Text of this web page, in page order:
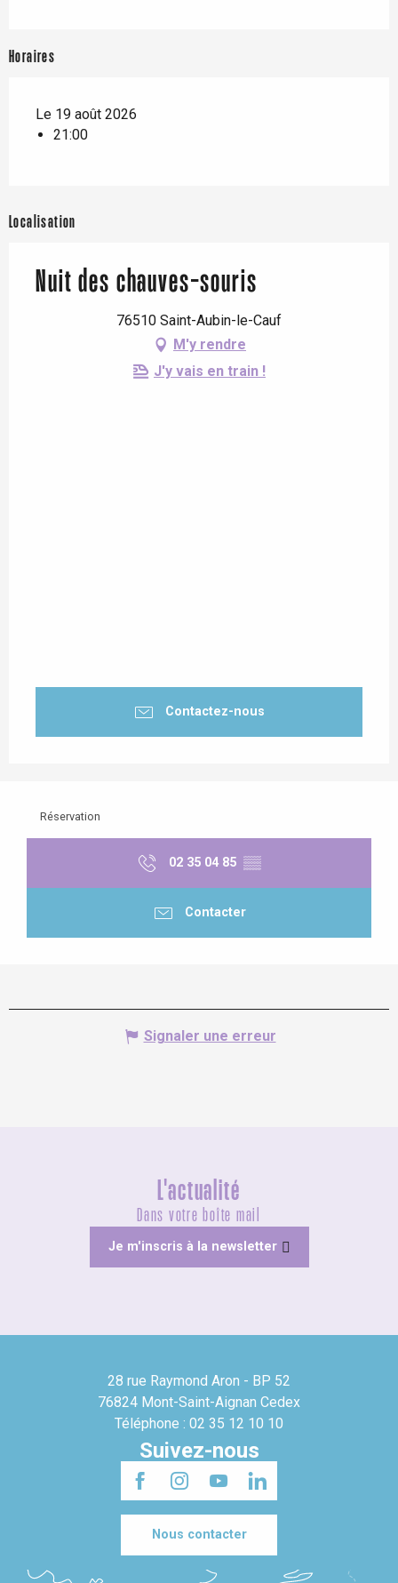
Horaires
Le 19 août 2026
21:00
Localisation
Nuit des chauves-souris
76510 Saint-Aubin-le-Cauf
M'y rendre
J'y vais en train !
Contactez-nous
Réservation
02 35 04 85 ▒▒
Contacter
Signaler une erreur
L'actualité
Dans votre boîte mail
Je m'inscris à la newsletter
28 rue Raymond Aron - BP 52
76824 Mont-Saint-Aignan Cedex
Téléphone : 02 35 12 10 10
Suivez-nous
Nous contacter